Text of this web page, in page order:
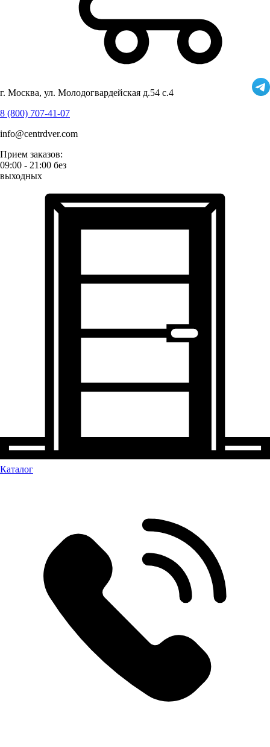
г. Москва, ул. Молодогвардейская д.54 с.4
8 (800) 707-41-07
info@centrdver.com
Прием заказов:
09:00 - 21:00 без
выходных
Каталог